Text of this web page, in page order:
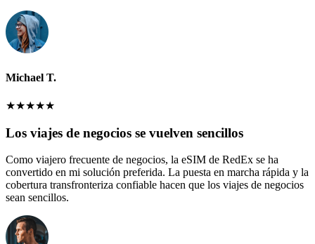
Michael T.
★★★★★
Los viajes de negocios se vuelven sencillos
Como viajero frecuente de negocios, la eSIM de RedEx se ha
convertido en mi solución preferida. La puesta en marcha rápida y la
cobertura transfronteriza confiable hacen que los viajes de negocios
sean sencillos.